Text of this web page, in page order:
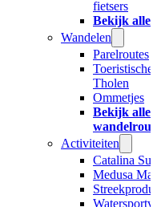
fietsers
Bekijk alle
Wandelen
Parelroutes
Toeristische
Tholen
Ommetjes
Bekijk alle
Activiteiten
Catalina Sup
Medusa